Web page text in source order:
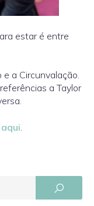
estar é entre
a Circunvalação.
a Taylor
.